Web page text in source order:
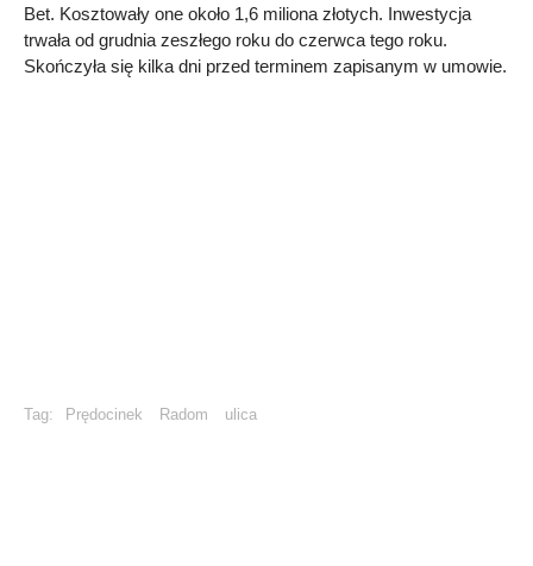
Bet. Kosztowały one około 1,6 miliona złotych. Inwestycja
trwała od grudnia zeszłego roku do czerwca tego roku.
Skończyła się kilka dni przed terminem zapisanym w umowie.
Tag: Prędocinek Radom ulica